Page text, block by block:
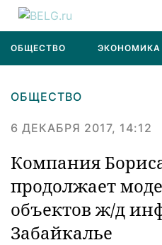
ОБЩЕСТВО ЭКОНОМИКА
ОБЩЕСТВО
6 ДЕКАБРЯ 2017, 14:12
Компания
продолжает
объектов ж/д
Забайкалье